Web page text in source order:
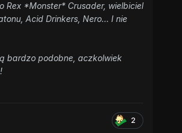
Rex *Monster* Crusader, wielbiciel
Acid Drinkers, Nero… I nie
bardzo podobne, aczkolwiek
2